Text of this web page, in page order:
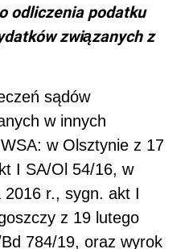
odliczenia podatku
związanych z
sądów
w innych
w Olsztynie z 17
I SA/Ol 54/16, w
2016 r., sygn. akt I
z 19 lutego
784/19, oraz wyrok